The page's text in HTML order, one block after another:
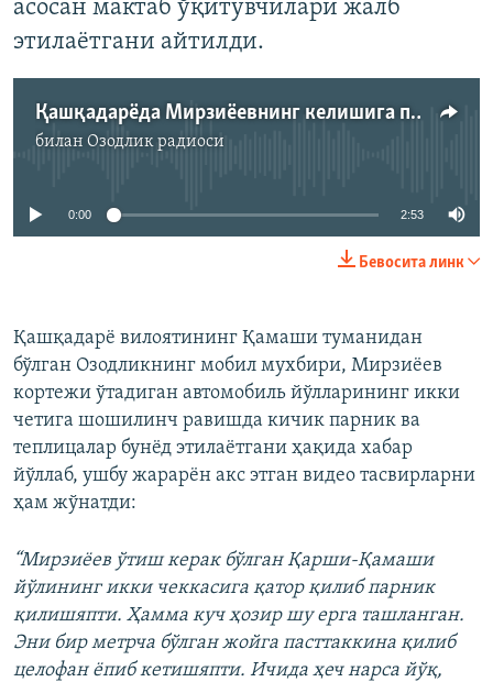
асосан мактаб ўқитувчилари жалб
этилаётгани айтилди.
Қашқадарёда Мирзиёевнинг келишига парниклар хўжакўрсинга барпо қилиняпти
билан Озодлик радиоси
Айни дамда медиа-манба мавжуд эмас
0:00 2:53
Бевосита линк
Қашқадарё вилоятининг Қамаши туманидан
бўлган Озодликнинг мобил мухбири, Мирзиёев
кортежи ўтадиган автомобиль йўлларининг икки
четига шошилинч равишда кичик парник ва
теплицалар бунёд этилаётгани ҳақида хабар
йўллаб, ушбу жарарён акс этган видео тасвирларни
ҳам жўнатди:
“Мирзиёев ўтиш керак бўлган Қарши-Қамаши
йўлининг икки чеккасига қатор қилиб парник
қилишяпти. Ҳамма куч ҳозир шу ерга ташланган.
Эни бир метрча бўлган жойга пасттаккина қилиб
целофан ёпиб кетишяпти. Ичида ҳеч нарса йўқ,